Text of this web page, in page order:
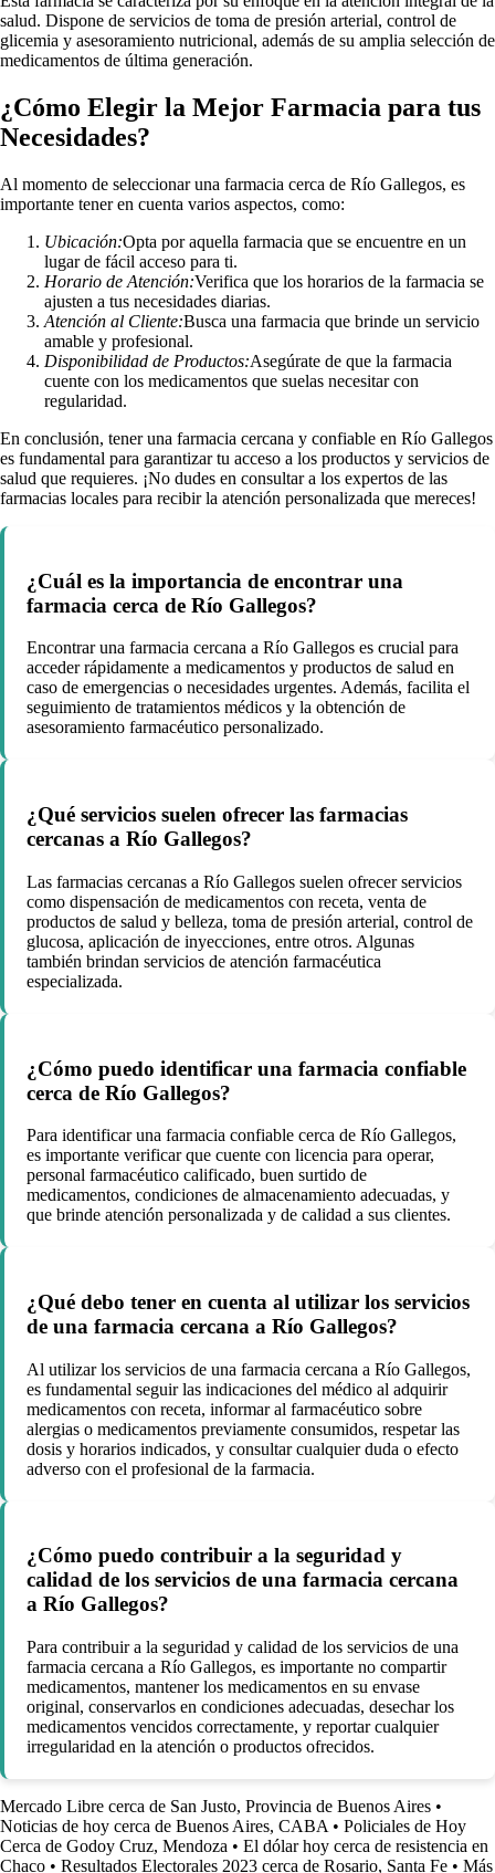
salud. Dispone de servicios de toma de presión arterial, control de
glicemia y asesoramiento nutricional, además de su amplia selección de
medicamentos de última generación.
¿Cómo Elegir la Mejor Farmacia para tus
Necesidades?
Al momento de seleccionar una farmacia cerca de Río Gallegos, es
importante tener en cuenta varios aspectos, como:
Ubicación:Opta por aquella farmacia que se encuentre en un
lugar de fácil acceso para ti.
Horario de Atención:Verifica que los horarios de la farmacia se
ajusten a tus necesidades diarias.
Atención al Cliente:Busca una farmacia que brinde un servicio
amable y profesional.
Disponibilidad de Productos:Asegúrate de que la farmacia
cuente con los medicamentos que suelas necesitar con
regularidad.
En conclusión, tener una farmacia cercana y confiable en Río Gallegos
es fundamental para garantizar tu acceso a los productos y servicios de
salud que requieres. ¡No dudes en consultar a los expertos de las
farmacias locales para recibir la atención personalizada que mereces!
¿Cuál es la importancia de encontrar una
farmacia cerca de Río Gallegos?
Encontrar una farmacia cercana a Río Gallegos es crucial para
acceder rápidamente a medicamentos y productos de salud en
caso de emergencias o necesidades urgentes. Además, facilita el
seguimiento de tratamientos médicos y la obtención de
asesoramiento farmacéutico personalizado.
¿Qué servicios suelen ofrecer las farmacias
cercanas a Río Gallegos?
Las farmacias cercanas a Río Gallegos suelen ofrecer servicios
como dispensación de medicamentos con receta, venta de
productos de salud y belleza, toma de presión arterial, control de
glucosa, aplicación de inyecciones, entre otros. Algunas
también brindan servicios de atención farmacéutica
especializada.
¿Cómo puedo identificar una farmacia confiable
cerca de Río Gallegos?
Para identificar una farmacia confiable cerca de Río Gallegos,
es importante verificar que cuente con licencia para operar,
personal farmacéutico calificado, buen surtido de
medicamentos, condiciones de almacenamiento adecuadas, y
que brinde atención personalizada y de calidad a sus clientes.
¿Qué debo tener en cuenta al utilizar los servicios
de una farmacia cercana a Río Gallegos?
Al utilizar los servicios de una farmacia cercana a Río Gallegos,
es fundamental seguir las indicaciones del médico al adquirir
medicamentos con receta, informar al farmacéutico sobre
alergias o medicamentos previamente consumidos, respetar las
dosis y horarios indicados, y consultar cualquier duda o efecto
adverso con el profesional de la farmacia.
¿Cómo puedo contribuir a la seguridad y
calidad de los servicios de una farmacia cercana
a Río Gallegos?
Para contribuir a la seguridad y calidad de los servicios de una
farmacia cercana a Río Gallegos, es importante no compartir
medicamentos, mantener los medicamentos en su envase
original, conservarlos en condiciones adecuadas, desechar los
medicamentos vencidos correctamente, y reportar cualquier
irregularidad en la atención o productos ofrecidos.
Mercado Libre cerca de San Justo, Provincia de Buenos Aires •
Noticias de hoy cerca de Buenos Aires, CABA • Policiales de Hoy
Cerca de Godoy Cruz, Mendoza • El dólar hoy cerca de resistencia en
Chaco • Resultados Electorales 2023 cerca de Rosario, Santa Fe • Más